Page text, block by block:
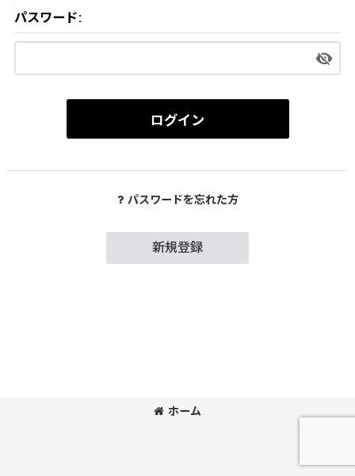
パスワード:
ログイン
パスワードを忘れた方
新規登録
ホーム